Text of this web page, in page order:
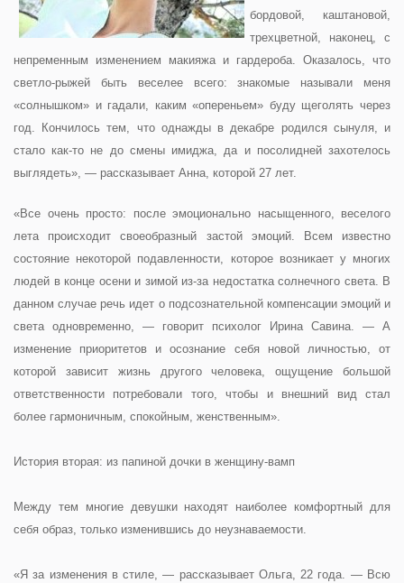
бордовой, каштановой,
трехцветной, наконец, с
непременным изменением макияжа и гардероба. Оказалось, что
светло-рыжей быть веселее всего: знакомые называли меня
«солнышком» и гадали, каким «опереньем» буду щеголять через
год. Кончилось тем, что однажды в декабре родился сынуля, и
стало как-то не до смены имиджа, да и посолидней захотелось
выглядеть», — рассказывает Анна, которой 27 лет.
«Все очень просто: после эмоционально насыщенного, веселого
лета происходит своеобразный застой эмоций. Всем известно
состояние некоторой подавленности, которое возникает у многих
людей в конце осени и зимой из-за недостатка солнечного света. В
данном случае речь идет о подсознательной компенсации эмоций и
света одновременно, — говорит психолог Ирина Савина. — А
изменение приоритетов и осознание себя новой личностью, от
которой зависит жизнь другого человека, ощущение большой
ответственности потребовали того, чтобы и внешний вид стал
более гармоничным, спокойным, женственным».
История вторая: из папиной дочки в женщину-вамп
Между тем многие девушки находят наиболее комфортный для
себя образ, только изменившись до неузнаваемости.
«Я за изменения в стиле, — рассказывает Ольга, 22 года. — Всю